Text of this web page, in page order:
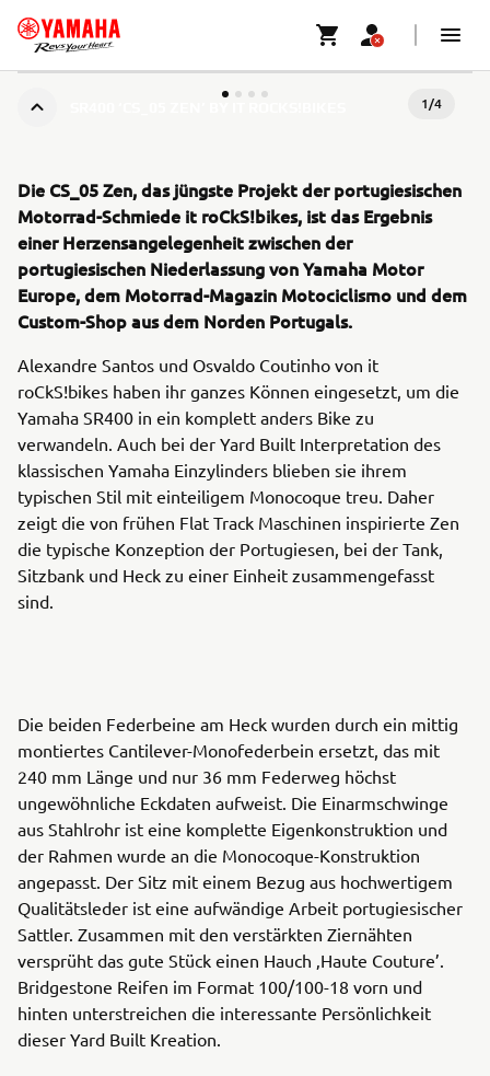
1/4
Die CS_05 Zen, das jüngste Projekt der portugiesischen
Motorrad-Schmiede it roCkS!bikes, ist das Ergebnis
einer Herzensangelegenheit zwischen der
portugiesischen Niederlassung von Yamaha Motor
Europe, dem Motorrad-Magazin Motociclismo und dem
Custom-Shop aus dem Norden Portugals.
Alexandre Santos und Osvaldo Coutinho von it
roCkS!bikes haben ihr ganzes Können eingesetzt, um die
Yamaha SR400 in ein komplett anders Bike zu
verwandeln. Auch bei der Yard Built Interpretation des
klassischen Yamaha Einzylinders blieben sie ihrem
typischen Stil mit einteiligem Monocoque treu. Daher
zeigt die von frühen Flat Track Maschinen inspirierte Zen
die typische Konzeption der Portugiesen, bei der Tank,
Sitzbank und Heck zu einer Einheit zusammengefasst
sind.
Die beiden Federbeine am Heck wurden durch ein mittig
montiertes Cantilever-Monofederbein ersetzt, das mit
240 mm Länge und nur 36 mm Federweg höchst
ungewöhnliche Eckdaten aufweist. Die Einarmschwinge
aus Stahlrohr ist eine komplette Eigenkonstruktion und
der Rahmen wurde an die Monocoque-Konstruktion
angepasst. Der Sitz mit einem Bezug aus hochwertigem
Qualitätsleder ist eine aufwändige Arbeit portugiesischer
Sattler. Zusammen mit den verstärkten Ziernähten
versprüht das gute Stück einen Hauch ‚Haute Couture’.
Bridgestone Reifen im Format 100/100-18 vorn und
hinten unterstreichen die interessante Persönlichkeit
dieser Yard Built Kreation.